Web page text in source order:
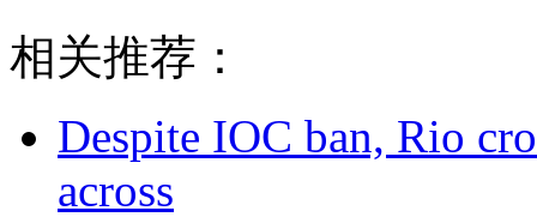
相关推荐：
Despite IOC ban, Rio
across